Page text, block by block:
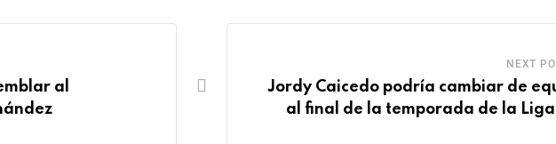
al
NEXT
Jordy Caicedo podría cambiar de
al final de la temporada de la